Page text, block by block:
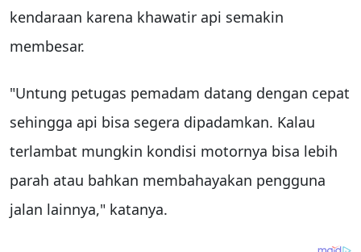
kendaraan karena khawatir api semakin
membesar.
"Untung petugas pemadam datang dengan cepat
sehingga api bisa segera dipadamkan. Kalau
terlambat mungkin kondisi motornya bisa lebih
parah atau bahkan membahayakan pengguna
jalan lainnya," katanya.